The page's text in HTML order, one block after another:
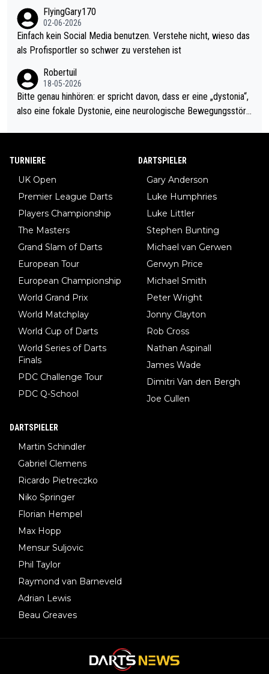
el hat.
s Leben in den Griff kriegen. Nur eins wundert mich: Luke Little
r war doch neulich erst derjenige, der über Social Media GvV p
rovoziert hat. Und Littlers Mutter schießt öfters mal gegen Ric
FlyingGary170
02-06-2026
Einfach kein Social Media benutzen. Verstehe nicht, wieso das
als Profisportler so schwer zu verstehen ist
Robertuil
18-05-2026
Bitte genau hinhören: er spricht davon, dass er eine „dystonia“,
also eine fokale Dystonie, eine neurologische Bewegungsstöru
be immer noch, dass sehr viele der Dartits-Fälle fälschlich psy
diese könnten teils wirksam behandelt werden! Dafür müsste
man nur zum Neurologen und nicht zum Mentaltrainer gehen…
TURNIERE
UK Open
Premier League Darts
Players Championship
The Masters
Grand Slam of Darts
European Tour
European Championship
World Grand Prix
World Matchplay
World Cup of Darts
World Series of Darts
Finals
PDC Challenge Tour
PDC Q-School
DARTSPIELER
Gary Anderson
Luke Humphries
Luke Littler
Stephen Bunting
Michael van Gerwen
Gerwyn Price
Michael Smith
Peter Wright
Jonny Clayton
Rob Cross
Nathan Aspinall
James Wade
Dimitri Van den Bergh
Joe Cullen
DARTSPIELER
Martin Schindler
Gabriel Clemens
Ricardo Pietreczko
Niko Springer
Florian Hempel
Max Hopp
Mensur Suljovic
Phil Taylor
Raymond van Barneveld
Adrian Lewis
Beau Greaves